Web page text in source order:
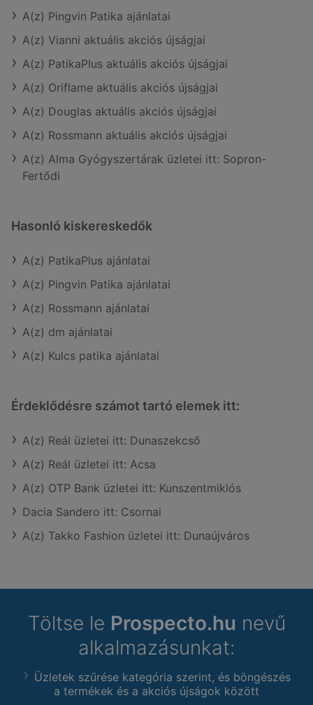
A(z) Pingvin Patika ajánlatai
A(z) Vianni aktuális akciós újságjai
A(z) PatikaPlus aktuális akciós újságjai
A(z) Oriflame aktuális akciós újságjai
A(z) Douglas aktuális akciós újságjai
A(z) Rossmann aktuális akciós újságjai
A(z) Alma Gyógyszertárak üzletei itt: Sopron-
Fertődi
Hasonló kiskereskedők
A(z) PatikaPlus ajánlatai
A(z) Pingvin Patika ajánlatai
A(z) Rossmann ajánlatai
A(z) dm ajánlatai
A(z) Kulcs patika ajánlatai
Érdeklődésre számot tartó elemek itt:
A(z) Reál üzletei itt: Dunaszekcső
A(z) Reál üzletei itt: Acsa
A(z) OTP Bank üzletei itt: Kunszentmiklós
Dacia Sandero itt: Csornai
A(z) Takko Fashion üzletei itt: Dunaújváros
Töltse le Prospecto.hu nevű
alkalmazásunkat:
Üzletek szűrése kategória szerint, és böngészés
a termékek és a akciós újságok között